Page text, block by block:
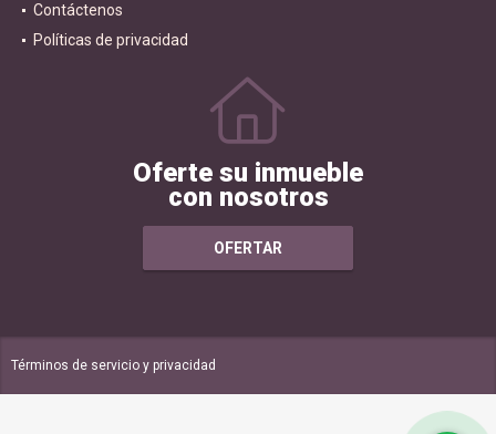
Contáctenos
Políticas de privacidad
Oferte su inmueble
con nosotros
OFERTAR
Términos de servicio y privacidad